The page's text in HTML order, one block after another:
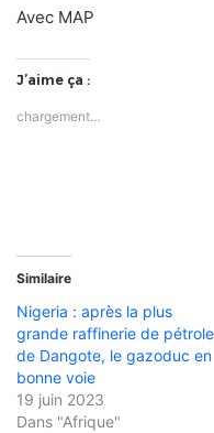
Avec MAP
J’aime ça :
chargement…
Similaire
Nigeria : après la plus
grande raffinerie de pétrole
de Dangote, le gazoduc en
bonne voie
19 juin 2023
Dans "Afrique"